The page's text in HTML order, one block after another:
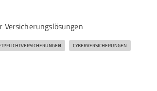
Versicherungslösungen
CYBERVERSICHERUNGEN